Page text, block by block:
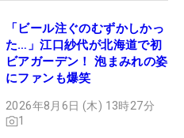
「ビール注ぐのむずかしかっ
た…」江口紗代が北海道で初
ビアガーデン！ 泡まみれの姿
にファンも爆笑
2026年8月6日 (木) 13時27分
1